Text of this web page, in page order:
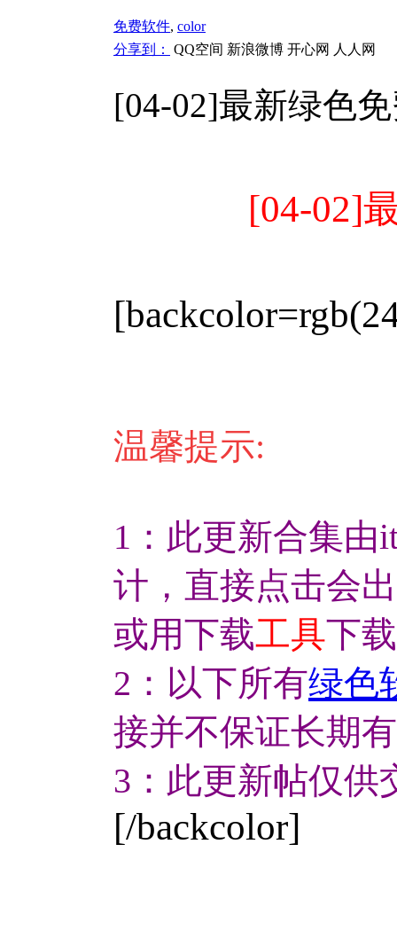
免费软件, color
分享到：
QQ空间 新浪微博 开心网 人人网
[04-02]最新绿色
[04-02]
温馨提示:
1：此更新合集由
计，直接点击会
或用下载工具下
2：以下所有绿色
接并不保证长期
3：此更新帖仅供
[/backcolor]